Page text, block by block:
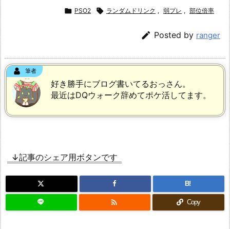
 PSO2  ランダムドリンク , 弱プレ , 部位倍率
 Posted by ranger
筆者
好き勝手にブログ書いてるおっさん。
最近はDQウォーク辞めてポケ活してます。
↓記事のシェア用ボタンです
B!
 Copy